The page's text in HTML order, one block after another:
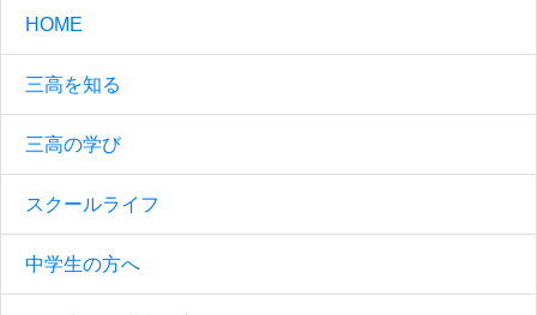
HOME
三高を知る
三高の学び
スクールライフ
中学生の方へ